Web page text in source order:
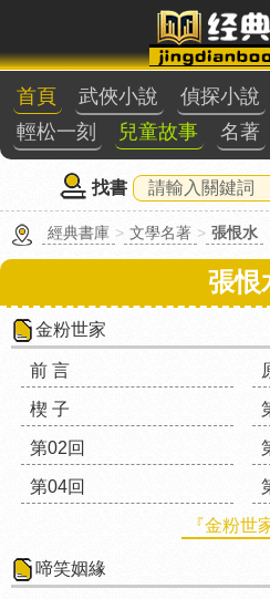
首頁 武俠小說 偵探小說
輕松一刻
兒童故事 名著
找書
經典書庫 > 文學名著 > 張恨水
張恨
金粉世家
前 言
楔 子
第02回
第04回
『金粉世
啼笑姻緣